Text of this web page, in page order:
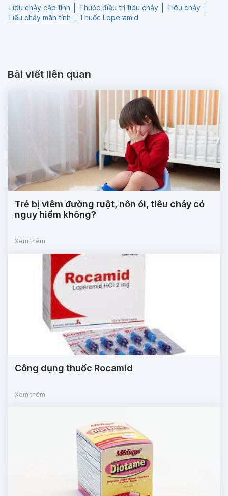
Tiêu chảy cấp tính Thuốc điều trị tiêu chảy
Tiêu chảy
Tiểu chảy mãn tính
Thuốc Loperamid
Bài viết liên quan
Trẻ bị viêm đường ruột, nôn ói, tiêu chảy có
nguy hiểm không?
Xem thêm
Công dụng thuốc Rocamid
Xem thêm